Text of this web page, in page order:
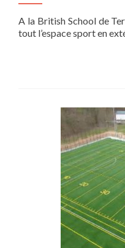
A la British School de
tout l’espace sport en